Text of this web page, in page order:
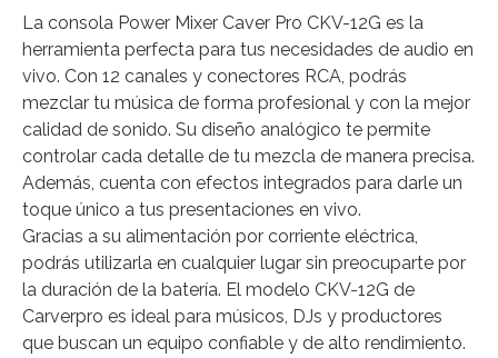
La consola Power Mixer Caver Pro CKV-12G es la
herramienta perfecta para tus necesidades de audio en
vivo. Con 12 canales y conectores RCA, podrás
mezclar tu música de forma profesional y con la mejor
calidad de sonido. Su diseño analógico te permite
controlar cada detalle de tu mezcla de manera precisa.
Además, cuenta con efectos integrados para darle un
toque único a tus presentaciones en vivo.
Gracias a su alimentación por corriente eléctrica,
podrás utilizarla en cualquier lugar sin preocuparte por
la duración de la batería. El modelo CKV-12G de
Carverpro es ideal para músicos, DJs y productores
que buscan un equipo confiable y de alto rendimiento.